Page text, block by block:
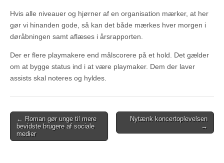
Hvis alle niveauer og hjørner af en organisation mærker, at her
gør vi hinanden gode, så kan det både mærkes hver morgen i
døråbningen samt aflæses i årsrapporten.
Der er flere playmakere end målscorere på et hold. Det gælder
om at bygge status ind i at være playmaker. Dem der laver
assists skal noteres og hyldes.
Post
navigation
← Roman gør unge til mere
bevidste brugere af sociale
medier
Nytænk koncertoplevelsen
→